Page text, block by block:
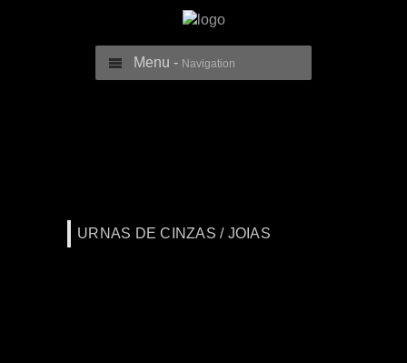
Menu - Navigation
URNAS DE CINZAS / JOIAS